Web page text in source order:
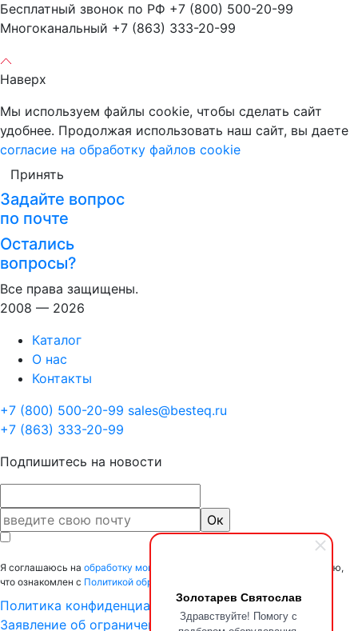
Золотарев Святослав
Здравствуйте! Помогу с
Бесплатный звонок по РФ +7 (800) 500-20-99
Многоканальный +7 (863) 333-20-99
Наверх
Мы используем файлы cookie, чтобы сделать сайт
удобнее. Продолжая использовать наш сайт, вы даете
согласие на обработку файлов cookie
Принять
Задайте вопрос
по почте
Остались
вопросы?
Все права защищены.
2008 — 2026
Каталог
О нас
Контакты
+7 (800) 500-20-99 sales@besteq.ru
+7 (863) 333-20-99
Подпишитесь на новости
Я соглашаюсь на обработку моих персональных данных
и подтверждаю,
что ознакомлен с Политикой обработки персональных данных.
Политика конфиденциальности
Заявление об ограничении ответственности